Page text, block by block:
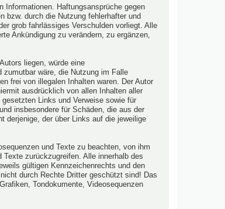
Informationen. Haftungsansprüche gegen
bzw. durch die Nutzung fehlerhafter und
grob fahrlässiges Verschulden vorliegt. Alle
Ankündigung zu verändern, zu ergänzen,
liegen, würde eine
wäre, die Nutzung im Falle
frei von illegalen Inhalten waren. Der Autor
ausdrücklich von allen Inhalten aller
Links und Verweise sowie für
insbesondere für Schäden, die aus der
derjenige, der über Links auf die jeweilige
und Texte zu beachten, von ihm
zurückzugreifen. Alle innerhalb des
gültigen Kennzeichenrechts und den
durch Rechte Dritter geschützt sind! Das
Tondokumente, Videosequenzen